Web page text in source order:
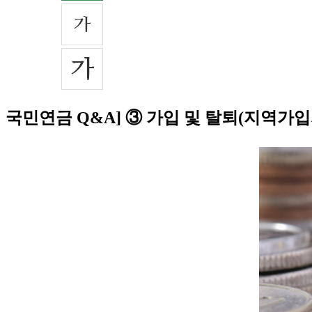
국민연금 Q&A] ③ 가입 및 탈퇴(지역가